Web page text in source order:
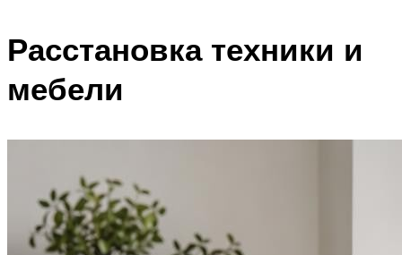
Расстановка техники и
мебели